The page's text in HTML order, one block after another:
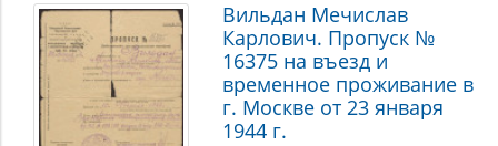
Вильдан Мечислав
Карлович. Пропуск №
16375 на въезд и
временное проживание в
г. Москве от 23 января
1944 г.